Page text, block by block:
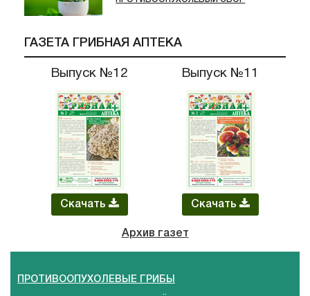
ГАЗЕТА ГРИБНАЯ АПТЕКА
Выпуск №12
Скачать
Выпуск №11
Скачать
Архив газет
ПРОТИВООПУХОЛЕВЫЕ ГРИБЫ